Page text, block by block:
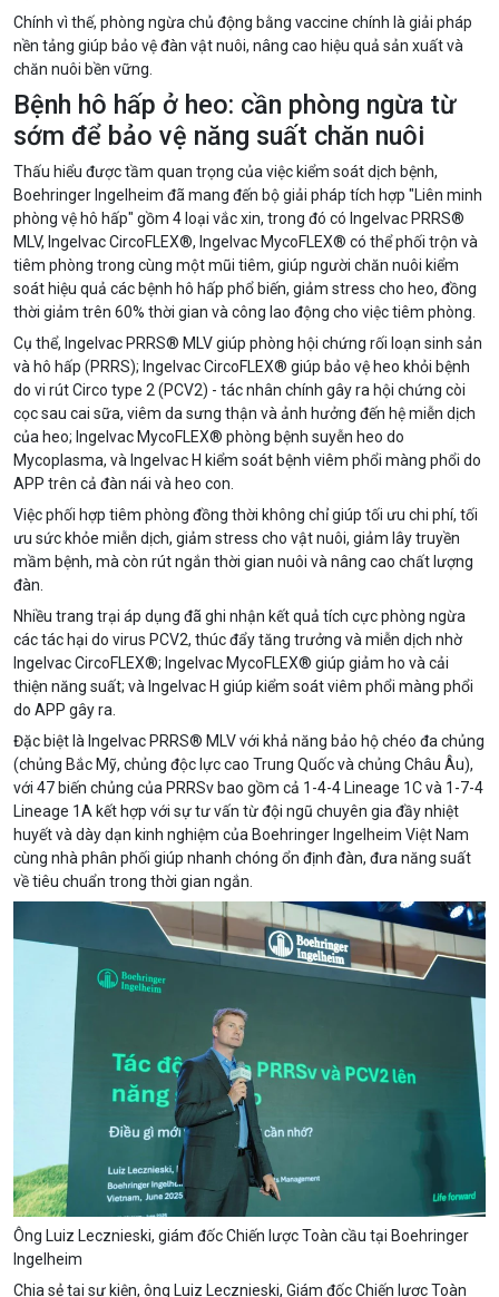
Chính vì thế, phòng ngừa chủ động bằng vaccine chính là giải pháp
nền tảng giúp bảo vệ đàn vật nuôi, nâng cao hiệu quả sản xuất và
chăn nuôi bền vững.
Bệnh hô hấp ở heo: cần phòng ngừa từ
sớm để bảo vệ năng suất chăn nuôi
Thấu hiểu được tầm quan trọng của việc kiểm soát dịch bệnh,
Boehringer Ingelheim đã mang đến bộ giải pháp tích hợp "Liên minh
phòng vệ hô hấp" gồm 4 loại vắc xin, trong đó có Ingelvac PRRS®
MLV, Ingelvac CircoFLEX®, Ingelvac MycoFLEX® có thể phối trộn và
tiêm phòng trong cùng một mũi tiêm, giúp người chăn nuôi kiểm
soát hiệu quả các bệnh hô hấp phổ biến, giảm stress cho heo, đồng
thời giảm trên 60% thời gian và công lao động cho việc tiêm phòng.
Cụ thể, Ingelvac PRRS® MLV giúp phòng hội chứng rối loạn sinh sản
và hô hấp (PRRS); Ingelvac CircoFLEX® giúp bảo vệ heo khỏi bệnh
do vi rút Circo type 2 (PCV2) - tác nhân chính gây ra hội chứng còi
cọc sau cai sữa, viêm da sưng thận và ảnh hưởng đến hệ miễn dịch
của heo; Ingelvac MycoFLEX® phòng bệnh suyễn heo do
Mycoplasma, và Ingelvac H kiểm soát bệnh viêm phổi màng phổi do
APP trên cả đàn nái và heo con.
Việc phối hợp tiêm phòng đồng thời không chỉ giúp tối ưu chi phí, tối
ưu sức khỏe miễn dịch, giảm stress cho vật nuôi, giảm lây truyền
mầm bệnh, mà còn rút ngắn thời gian nuôi và nâng cao chất lượng
đàn.
Nhiều trang trại áp dụng đã ghi nhận kết quả tích cực phòng ngừa
các tác hại do virus PCV2, thúc đẩy tăng trưởng và miễn dịch nhờ
Ingelvac CircoFLEX®; Ingelvac MycoFLEX® giúp giảm ho và cải
thiện năng suất; và Ingelvac H giúp kiểm soát viêm phổi màng phổi
do APP gây ra.
Đặc biệt là Ingelvac PRRS® MLV với khả năng bảo hộ chéo đa chủng
(chủng Bắc Mỹ, chủng độc lực cao Trung Quốc và chủng Châu Âu),
với 47 biến chủng của PRRSv bao gồm cả 1-4-4 Lineage 1C và 1-7-4
Lineage 1A kết hợp với sự tư vấn từ đội ngũ chuyên gia đầy nhiệt
huyết và dày dạn kinh nghiệm của Boehringer Ingelheim Việt Nam
cùng nhà phân phối giúp nhanh chóng ổn định đàn, đưa năng suất
về tiêu chuẩn trong thời gian ngắn.
Ông Luiz Lecznieski, giám đốc Chiến lược Toàn cầu tại Boehringer
Ingelheim
Chia sẻ tại sự kiện, ông Luiz Lecznieski, Giám đốc Chiến lược Toàn